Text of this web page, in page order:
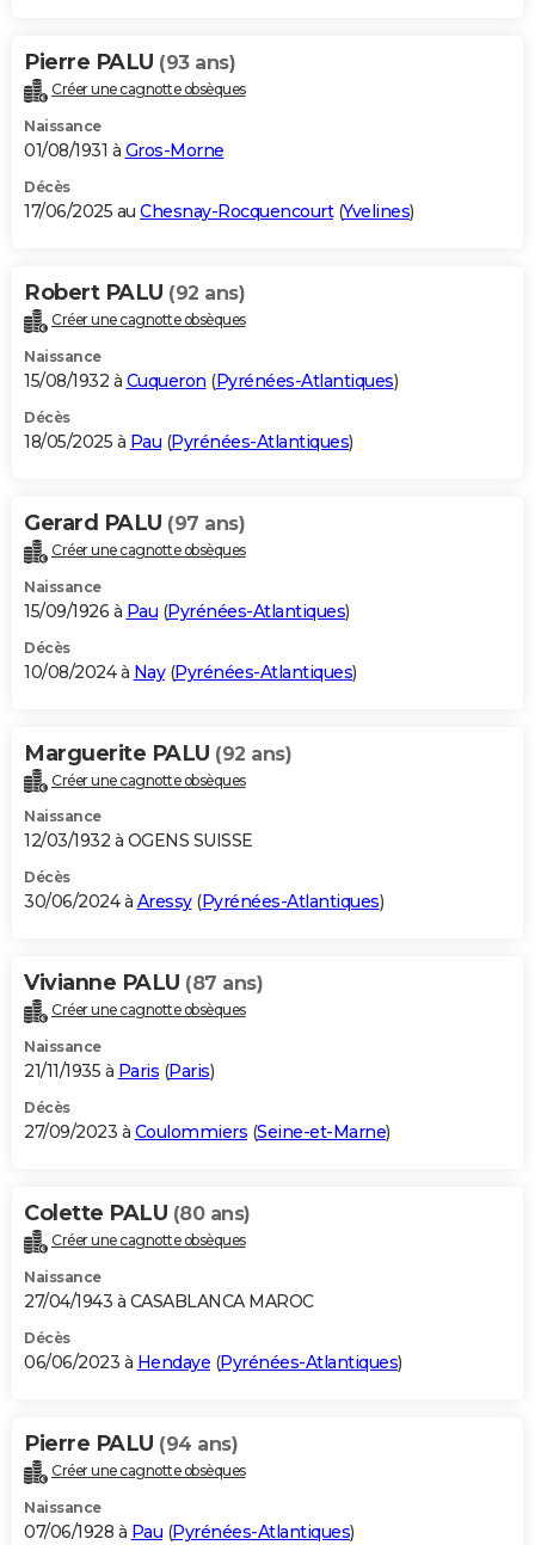
Carte de Noël
Carte Bonne année
Carte Saint-Valentin
Carte Pâques
Carte d'anniversaire
DICTIONNAIRE
Dictionnaire
Biographies
Citations
Expressions
Proverbes
PROGRAMME TV
S'inscrire
Se connecter
Lycées
Collèges
Primaires
Universités
Entreprises
Service militaire
Avis de recherche
AVIS DE DÉCÈS
Bricolage
Lifestyle
Culture
Sport
Auto
Television
Voyage
Cinema
Pierre PALU (93 ans)
Créer une cagnotte obsèques
Naissance
01/08/1931 à Gros-Morne
Décès
17/06/2025 au Chesnay-Rocquencourt(Yvelines)
Robert PALU (92 ans)
Créer une cagnotte obsèques
Naissance
15/08/1932 à Cuqueron (Pyrénées-Atlantiques)
Décès
18/05/2025 à Pau (Pyrénées-Atlantiques)
Gerard PALU (97 ans)
Créer une cagnotte obsèques
Naissance
15/09/1926 à Pau (Pyrénées-Atlantiques)
Décès
10/08/2024 à Nay(Pyrénées-Atlantiques)
Marguerite PALU (92 ans)
Créer une cagnotte obsèques
Naissance
12/03/1932 à OGENS SUISSE
Décès
30/06/2024 à Aressy(Pyrénées-Atlantiques)
Vivianne PALU (87 ans)
Créer une cagnotte obsèques
Naissance
21/11/1935 à Paris (Paris)
Décès
27/09/2023 à Coulommiers (Seine-et-Marne)
Colette PALU (80 ans)
Créer une cagnotte obsèques
Naissance
27/04/1943 à CASABLANCA MAROC
Décès
06/06/2023 à Hendaye (Pyrénées-Atlantiques)
Pierre PALU (94 ans)
Créer une cagnotte obsèques
Naissance
07/06/1928 à Pau (Pyrénées-Atlantiques)